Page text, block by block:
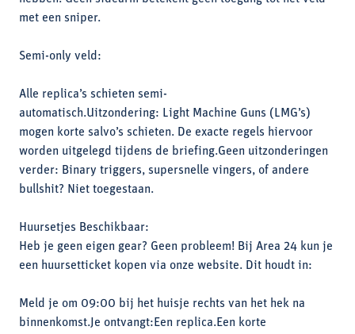
met een sniper.
Semi-only veld:
Alle replica’s schieten semi-
automatisch.Uitzondering: Light Machine Guns (LMG’s)
mogen korte salvo’s schieten. De exacte regels hiervoor
worden uitgelegd tijdens de briefing.Geen uitzonderingen
verder: Binary triggers, supersnelle vingers, of andere
bullshit? Niet toegestaan.
Huursetjes Beschikbaar:
Heb je geen eigen gear? Geen probleem! Bij Area 24 kun je
een huursetticket kopen via onze website. Dit houdt in:
Meld je om 09:00 bij het huisje rechts van het hek na
binnenkomst.Je ontvangt:Een replica.Een korte